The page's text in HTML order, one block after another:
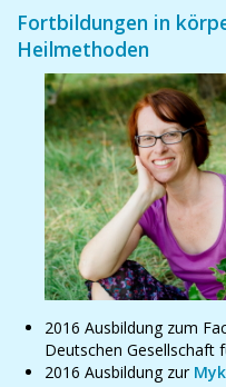
Fortbildungen in
Heilmethoden
2016 Ausbildung zum
Deutschen Gesellschaft
2016 Ausbildung zur